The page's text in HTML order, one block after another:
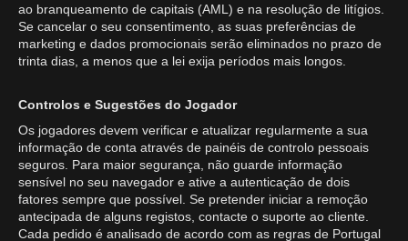
ao branqueamento de capitais (AML) e na resolução de litígios.
Se cancelar o seu consentimento, as suas preferências de
marketing e dados promocionais serão eliminados no prazo de
trinta dias, a menos que a lei exija períodos mais longos.
Controlos e Sugestões do Jogador
Os jogadores devem verificar e atualizar regularmente a sua
informação de conta através de painéis de controlo pessoais
seguros. Para maior segurança, não guarde informação
sensível no seu navegador e ative a autenticação de dois
fatores sempre que possível. Se pretender iniciar a remoção
antecipada de alguns registos, contacte o suporte ao cliente.
Cada pedido é analisado de acordo com as regras de Portugal